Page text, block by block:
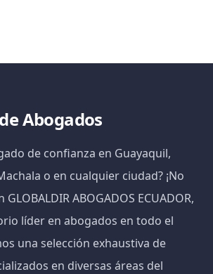
Abogados
de confianza en Guayaquil,
o en cualquier ciudad? ¡No
ABOGADOS ECUADOR,
líder en abogados en todo el
una selección exhaustiva de
en diversas áreas del